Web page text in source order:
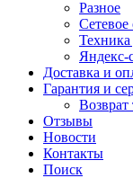
Разное
Сетевое
Яндекс-
Доставка и
Гарантия и
Возврат
Отзывы
Новости
Контакты
Поиск